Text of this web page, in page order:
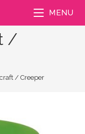
MENU
/
/ Creeper